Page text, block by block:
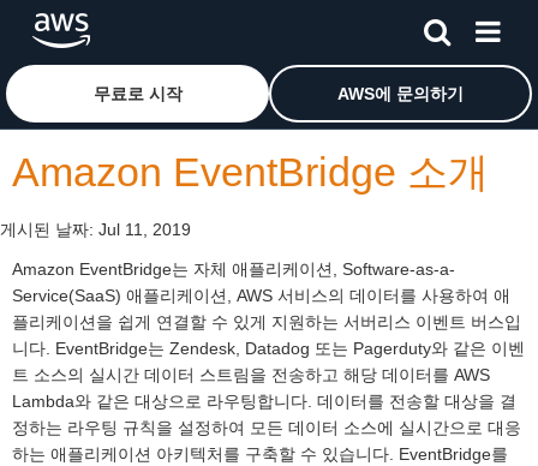
메인 콘텐츠로 건너뛰기Amazon Web Services 홈 페이지로 돌아가려면 여기를 클
무료로 시작 AWS에 문의하기
Amazon EventBridge 소개
게시된 날짜: Jul 11, 2019
Amazon EventBridge는 자체 애플리케이션, Software-as-a-
Service(SaaS) 애플리케이션, AWS 서비스의 데이터를 사용하여 애
플리케이션을 쉽게 연결할 수 있게 지원하는 서버리스 이벤트 버스입
니다. EventBridge는 Zendesk, Datadog 또는 Pagerduty와 같은 이벤
트 소스의 실시간 데이터 스트림을 전송하고 해당 데이터를 AWS
Lambda와 같은 대상으로 라우팅합니다. 데이터를 전송할 대상을 결
정하는 라우팅 규칙을 설정하여 모든 데이터 소스에 실시간으로 대응
하는 애플리케이션 아키텍처를 구축할 수 있습니다. EventBridge를